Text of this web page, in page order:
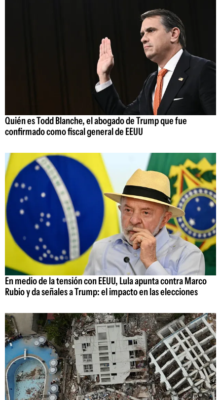
Quién es Todd Blanche, el abogado de Trump que fue
confirmado como fiscal general de EEUU
En medio de la tensión con EEUU, Lula apunta contra Marco
Rubio y da señales a Trump: el impacto en las elecciones